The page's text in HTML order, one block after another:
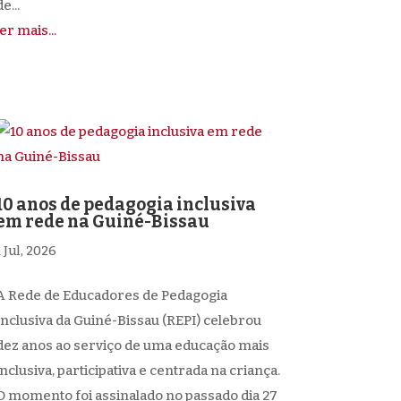
mais...
anos de pedagogia inclusiva
rede na Guiné-Bissau
Jul, 2026
Rede de Educadores de Pedagogia
da Guiné-Bissau (REPI) celebrou
anos ao serviço de uma educação mais
participativa e centrada na criança.
momento foi assinalado no passado dia 27